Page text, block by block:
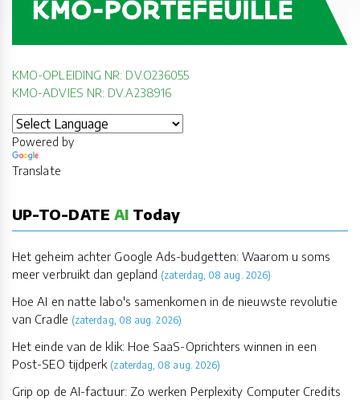
KMO-OPLEIDING NR: DV.O236055
KMO-ADVIES NR: DV.A238916
Powered by
Translate
UP-TO-DATE AI Today
Het geheim achter Google Ads-budgetten: Waarom u soms
meer verbruikt dan gepland (zaterdag, 08 aug. 2026)
Hoe AI en natte labo's samenkomen in de nieuwste revolutie
van Cradle (zaterdag, 08 aug. 2026)
Het einde van de klik: Hoe SaaS-Oprichters winnen in een
Post-SEO tijdperk (zaterdag, 08 aug. 2026)
Grip op de AI-factuur: Zo werken Perplexity Computer Credits